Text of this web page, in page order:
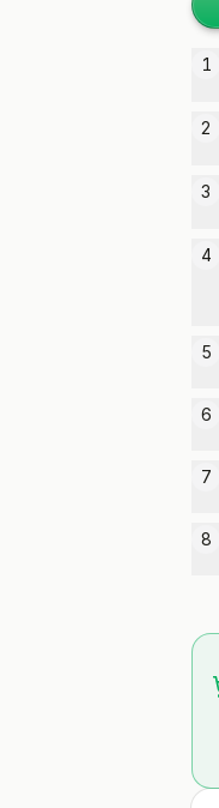
1
2
3
4
5
6
7
8